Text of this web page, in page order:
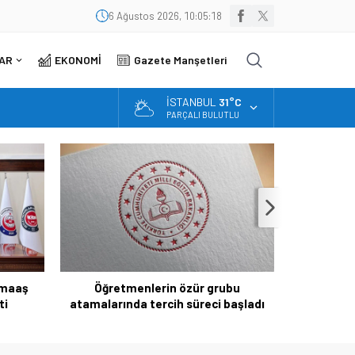
6 Ağustos 2026, 10:05:18
EKONOMİ Gazete Manşetleri
İSTANBUL 31°C
PARÇALI BULUTLU
Öğretmenlerin özür grubu
atamalarında tercih süreci başladı